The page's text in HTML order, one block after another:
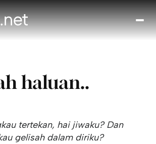
haluan..
tertekan, hai jiwaku? Dan
gelisah dalam diriku?